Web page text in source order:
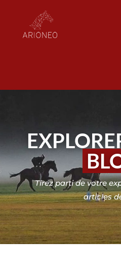
Tirez parti de votre
articles